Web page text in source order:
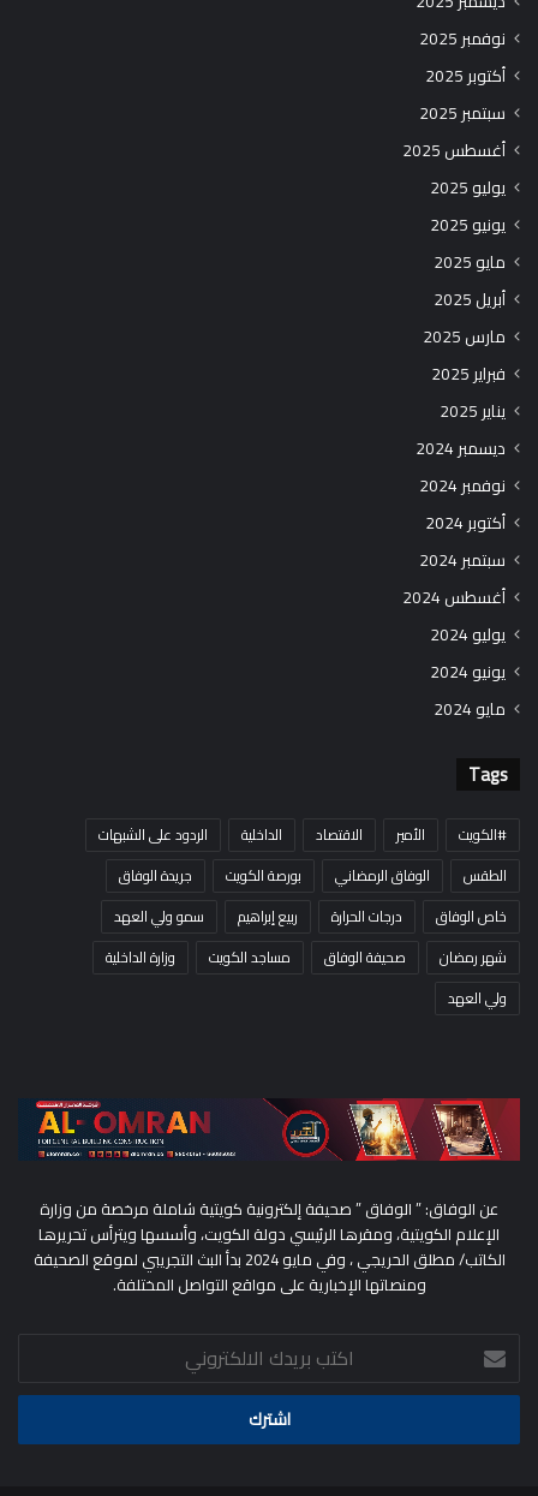
نوفمبر 2025
أكتوبر 2025
سبتمبر 2025
أغسطس 2025
يوليو 2025
يونيو 2025
مايو 2025
أبريل 2025
مارس 2025
فبراير 2025
يناير 2025
ديسمبر 2024
نوفمبر 2024
أكتوبر 2024
سبتمبر 2024
أغسطس 2024
يوليو 2024
يونيو 2024
مايو 2024
Tags
#الكويت الأمير الاقتصاد الداخلية
الردود على الشبهات
الطقس
الوفاق الرمضاني بورصة الكويت
جريدة الوفاق
خاص الوفاق
درجات الحرارة ربيع إبراهيم
سمو ولي العهد
شهر رمضان
صحيفة الوفاق مساجد الكويت
وزارة الداخلية
ولي العهد
عن الوفاق: ” الوفاق ” صحيفة إلكترونية كويتية شاملة مرخصة من وزارة
الإعلام الكويتية، ومقرها الرئيسي دولة الكويت، وأسسها ويترأس تحريرها
الكاتب/ مطلق الحريجي ، وفي مايو 2024 بدأ البث التجريبي لموقع الصحيفة
ومنصاتها الإخبارية على مواقع التواصل المختلفة.
اكتب
بريدك
الالكتروني